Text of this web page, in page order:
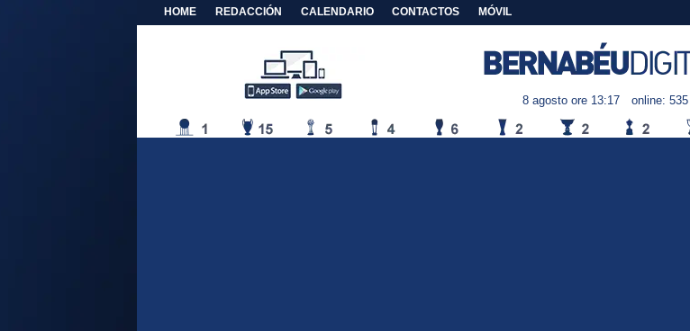
HOME REDACCIÓN CALENDARIO CONTACTOS MÓVIL
8 agosto ore 13:17 online: 535